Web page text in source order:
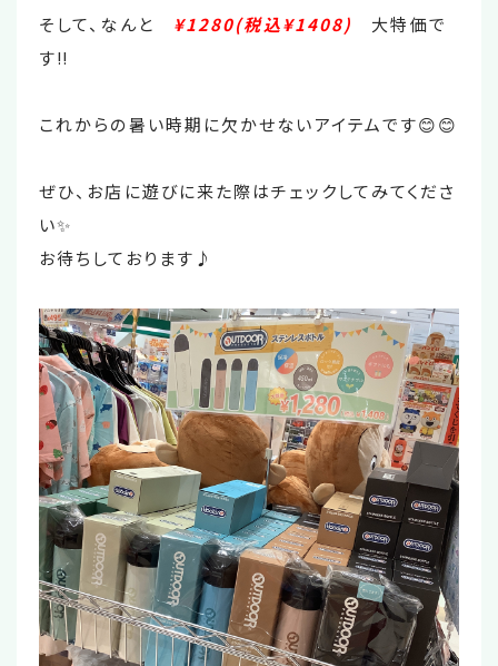
そして、なんと ¥1280(税込¥1408) 大特価で
す‼️
これからの暑い時期に欠かせないアイテムです😊😊
ぜひ、お店に遊びに来た際はチェックしてみてくださ
い✨
お待ちしております♪